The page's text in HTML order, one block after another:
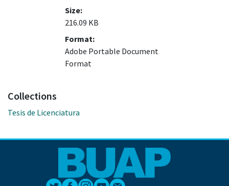
Size:
216.09 KB
Format:
Adobe Portable Document
Format
Collections
Tesis de Licenciatura